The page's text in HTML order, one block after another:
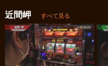
近間岬 すべて見る